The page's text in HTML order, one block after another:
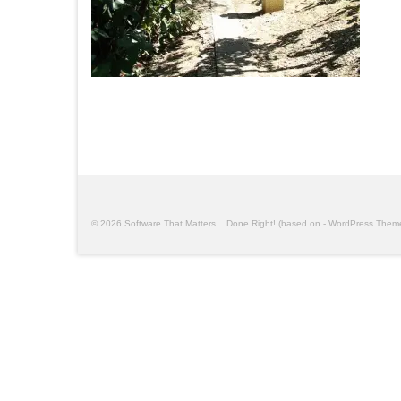
© 2026 Software That Matters... Done Right! (based on - WordPress